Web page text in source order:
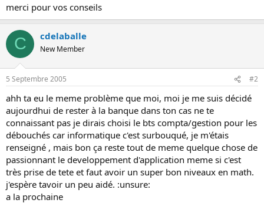
merci pour vos conseils
C cdelaballe
New Member
5 Septembre 2005 #2
ahh ta eu le meme problème que moi, moi je me suis décidé
aujourdhui de rester à la banque dans ton cas ne te
connaissant pas je dirais choisi le bts compta/gestion pour les
débouchés car informatique c'est surbouqué, je m'étais
renseigné , mais bon ça reste tout de meme quelque chose de
passionnant le developpement d'application meme si c'est
très prise de tete et faut avoir un super bon niveaux en math.
j'espère tavoir un peu aidé. :unsure:
a la prochaine